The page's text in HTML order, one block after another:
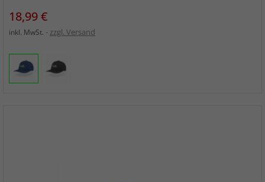
Preis
18,99 €
inkl. MwSt. zzgl. Versand